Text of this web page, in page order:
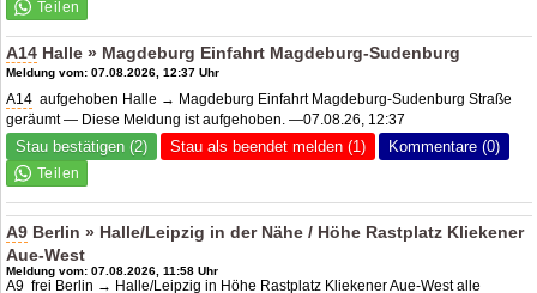
A14 Halle » Magdeburg Einfahrt Magdeburg-Sudenburg
Meldung vom: 07.08.2026, 12:37 Uhr
A14 aufgehoben Halle → Magdeburg Einfahrt Magdeburg-Sudenburg Straße
geräumt — Diese Meldung ist aufgehoben. —07.08.26, 12:37
Stau bestätigen (2) Stau als beendet melden (1) Kommentare (0)
A9 Berlin » Halle/Leipzig in der Nähe / Höhe Rastplatz Kliekener
Aue-West
Meldung vom: 07.08.2026, 11:58 Uhr
A9 frei Berlin → Halle/Leipzig in Höhe Rastplatz Kliekener Aue-West alle